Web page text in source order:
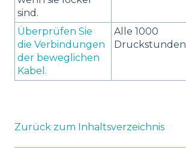
sind.
Überprüfen Sie
die Verbindungen
der beweglichen
Kabel.
Alle 1000
Druckstunden
Zurück zum Inhaltsverzeichnis